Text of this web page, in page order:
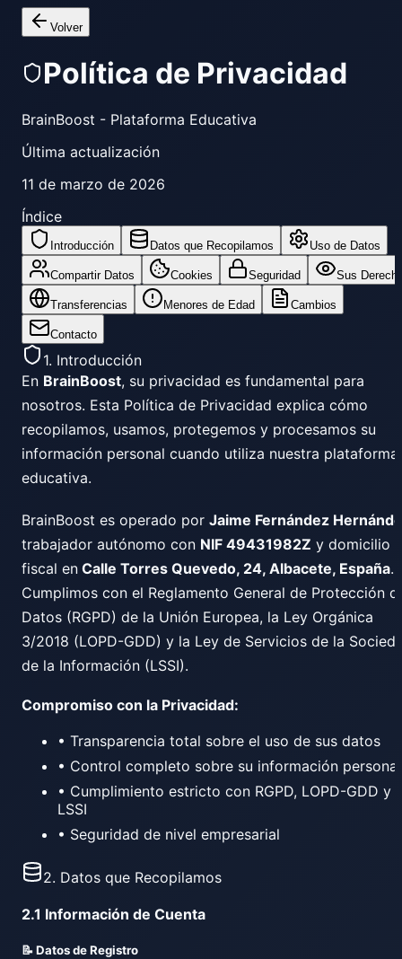
Volver
Política de Privacidad
BrainBoost - Plataforma Educativa
Última actualización
11 de marzo de 2026
Índice
Introducción Datos que Recopilamos Uso de Datos
Compartir Datos Cookies Seguridad Sus
Transferencias Menores de Edad Cambios
Contacto
1. Introducción
En BrainBoost, su privacidad es fundamental para
nosotros. Esta Política de Privacidad explica cómo
recopilamos, usamos, protegemos y procesamos su
información personal cuando utiliza nuestra plataforma
educativa.
BrainBoost es operado por Jaime Fernández
trabajador autónomo con NIF 49431982Z y domicilio
fiscal en Calle Torres Quevedo, 24, Albacete, España.
Cumplimos con el Reglamento General de Protección
Datos (RGPD) de la Unión Europea, la Ley Orgánica
3/2018 (LOPD-GDD) y la Ley de Servicios de la
de la Información (LSSI).
Compromiso con la Privacidad:
• Transparencia total sobre el uso de sus datos
• Control completo sobre su información personal
• Cumplimiento estricto con RGPD, LOPD-GDD y
LSSI
• Seguridad de nivel empresarial
2. Datos que Recopilamos
2.1 Información de Cuenta
📝 Datos de Registro